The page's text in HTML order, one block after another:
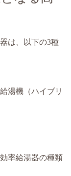
は、以下の3種
湯機（ハイブリ
率給湯器の種類